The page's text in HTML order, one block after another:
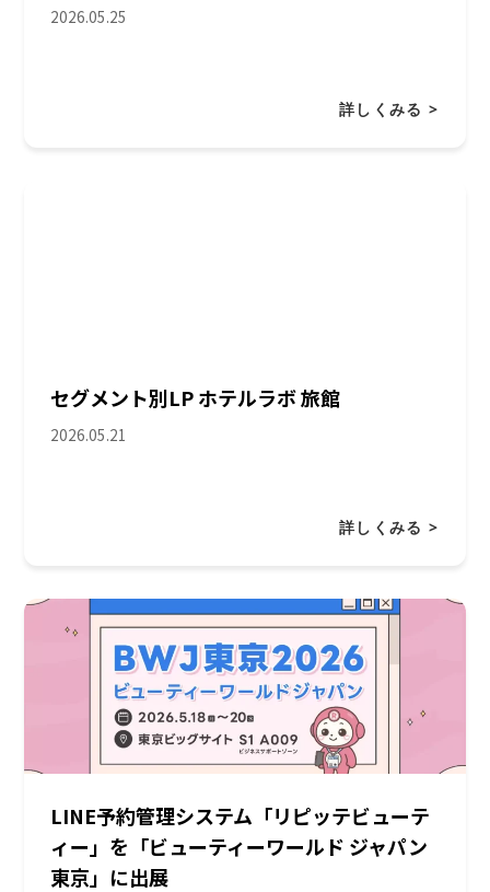
2026.05.25
詳しくみる >
セグメント別LP ホテルラボ 旅館
2026.05.21
詳しくみる >
LINE予約管理システム「リピッテビューテ
ィー」を「ビューティーワールド ジャパン
東京」に出展